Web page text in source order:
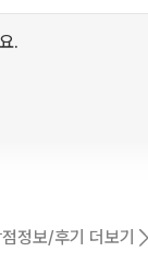
.
정보/후기 더보기